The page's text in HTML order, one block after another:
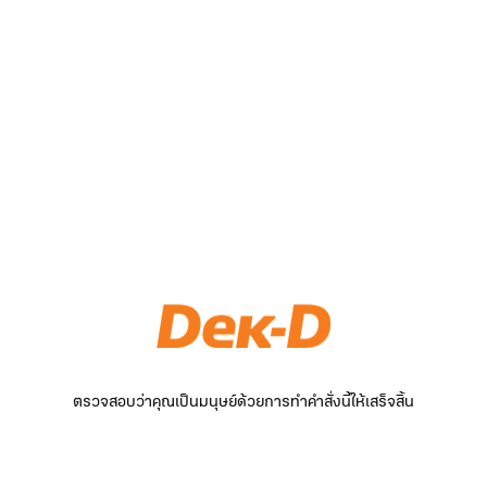
ตรวจสอบว่าคุณเป็นมนุษย์ด้วยการทำคำสั่งนี้ให้เสร็จสิ้น